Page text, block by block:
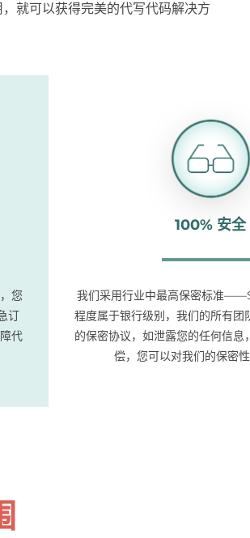
就可以获得完美的代写代码解决方
您
订
代
100% 安全
我们采用行业中最高保密标准
程度属于银行级别，我们的所有团
的保密协议，如泄露您的任何信息
偿，您可以对我们的保密性